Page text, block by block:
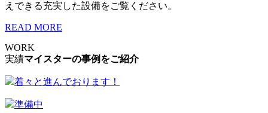
えできる充実した設備をご覧ください。
READ MORE
WORK
実績マイスターの事例をご紹介
着々と進んでおります！
準備中